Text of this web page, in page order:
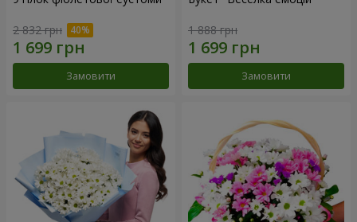
2 832 грн
Замовити
1 888 грн
Замовити